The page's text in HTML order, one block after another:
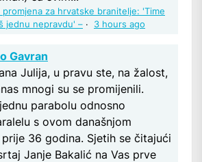
promjena za hrvatske branitelje: 'Time
jednu nepravdu' – · 3 hours ago
Gavran
Julija, u pravu ste, na žalost,
mnogi su se promijenili.
parabolu odnosno
s ovom današnjom
36 godina. Sjetih se čitajući
Janje Bakalić na Vas prve